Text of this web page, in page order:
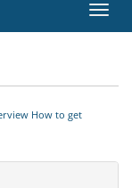
How to get